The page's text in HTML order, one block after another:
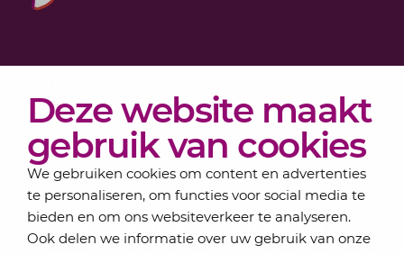
Deze website maakt
gebruik van cookies
We gebruiken cookies om content en advertenties
te personaliseren, om functies voor social media te
bieden en om ons websiteverkeer te analyseren.
Ook delen we informatie over uw gebruik van onze
Actueel
Over Lansigt
Contact
Schrijf je in voor onze nieuwsbrief